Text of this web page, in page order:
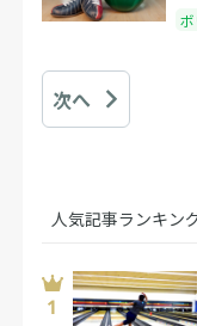
次へ
人気記事ランキン